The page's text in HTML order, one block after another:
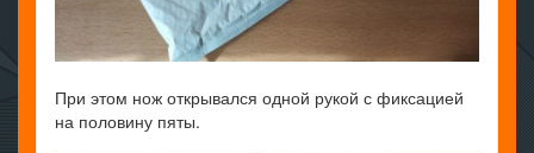
При этом нож открывался одной рукой с фиксацией
на половину пяты.